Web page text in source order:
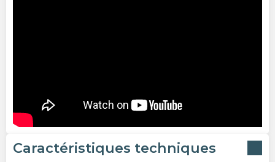
Caractéristiques techniques